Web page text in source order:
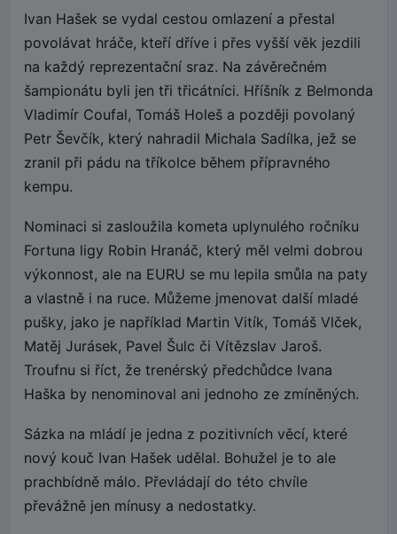
Ivan Hašek se vydal cestou omlazení a přestal
povolávat hráče, kteří dříve i přes vyšší věk jezdili
na každý reprezentační sraz. Na závěrečném
šampionátu byli jen tři třicátníci. Hříšník z Belmonda
Vladimír Coufal, Tomáš Holeš a později povolaný
Petr Ševčík, který nahradil Michala Sadílka, jež se
zranil při pádu na tříkolce během přípravného
kempu.
Nominaci si zasloužila kometa uplynulého ročníku
Fortuna ligy Robin Hranáč, který měl velmi dobrou
výkonnost, ale na EURU se mu lepila smůla na paty
a vlastně i na ruce. Můžeme jmenovat další mladé
pušky, jako je například Martin Vitík, Tomáš Vlček,
Matěj Jurásek, Pavel Šulc či Vítězslav Jaroš.
Troufnu si říct, že trenérský předchůdce Ivana
Haška by nenominoval ani jednoho ze zmíněných.
Sázka na mládí je jedna z pozitivních věcí, které
nový kouč Ivan Hašek udělal. Bohužel je to ale
prachbídně málo. Převládají do této chvíle
převážně jen mínusy a nedostatky.